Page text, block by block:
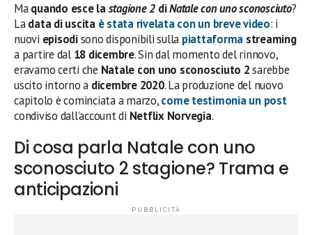
Maquando esce lastagione 2 diNatale con uno sconosciuto?
Ladata di uscita è stata rivelata con un breve video: i
nuovi episodisono disponibili sulla piattaforma streaming
a partire dal 18 dicembre. Sin dal momento del rinnovo,
eravamo certi che Natale con uno sconosciuto 2sarebbe
uscito intorno a dicembre 2020. La produzione del nuovo
capitolo è cominciata a marzo,come testimonia un post
condiviso dall’account di Netflix Norvegia.
Di cosa parla Natale con uno
sconosciuto 2 stagione? Trama e
anticipazioni